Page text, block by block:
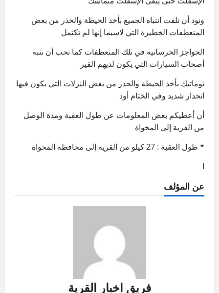
ونود أن نلفت انتباه الجميع بأخذ الحيطة والحذر من بعض
المنعطفات الخطيرة التي لاسيما إنها لم تكتمل
الحواجز الخرسانيه في تلك المنعطفات كما نحب أن ننبه
أصحاب السيارات التي يكون لديهم القير
توماتيك بأخذ الحيطة والحذر من بعض النزلات التي يكون فيها
انحدار شديد وفي الختام أود
أن أعطيكم بعض المعلومات عن طول العقبة ومدة الوصل
من القرية إلى المخواة
* طول العقبة : 27 كيلو من القرية إلى محافظة المخواة
ا
عن المؤلف
فريق اخبار القرية